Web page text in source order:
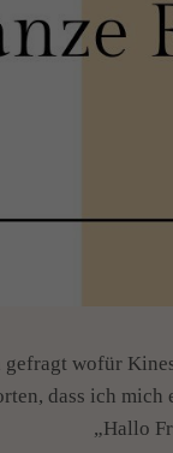
wofür
dass ich mich
„Hallo